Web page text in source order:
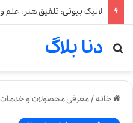
لالیک بیوتی: تلفیق هنر،
دنا بلاگ
جستجو برای
خانه/معرفی محصولات و خدمات